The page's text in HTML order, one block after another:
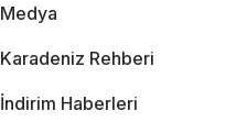
Medya
Karadeniz Rehberi
İndirim Haberleri